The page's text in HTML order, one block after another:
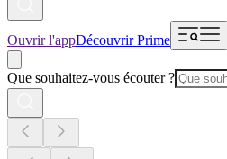
Ouvrir l'appDécouvrir Prime
Que souhaitez-vous écouter ?